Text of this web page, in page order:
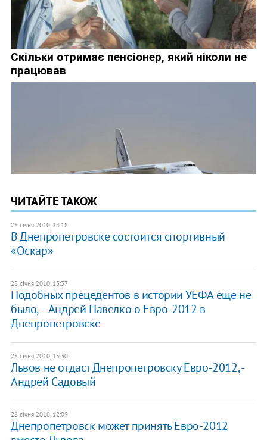
ЧИТАЙТЕ ТАКОЖ
28 січня 2010, 14:18
В Днепропетровске состоится спортивный
«Оскар»
28 січня 2010, 13:37
Подобных прецедентов в истории УЕФА еще не
было, – Андрей Павелко о Евро-2012 в
Днепропетровске
28 січня 2010, 13:30
Львов не отдаст Днепропетровску Евро-2012, -
Андрей Садовый
28 січня 2010, 12:09
Днепропетровск может принять Евро-2012